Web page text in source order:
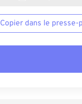
Copier dans le presse-